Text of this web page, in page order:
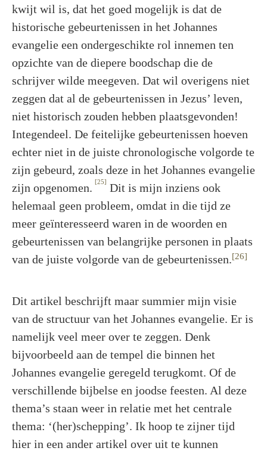
kwijt wil is, dat het goed mogelijk is dat de
historische gebeurtenissen in het Johannes
evangelie een ondergeschikte rol innemen ten
opzichte van de diepere boodschap die de
schrijver wilde meegeven. Dat wil overigens niet
zeggen dat al de gebeurtenissen in Jezus’ leven,
niet historisch zouden hebben plaatsgevonden!
Integendeel. De feitelijke gebeurtenissen hoeven
echter niet in de juiste chronologische volgorde te
zijn gebeurd, zoals deze in het Johannes evangelie
zijn opgenomen. [25] Dit is mijn inziens ook
helemaal geen probleem, omdat in die tijd ze
meer geïnteresseerd waren in de woorden en
gebeurtenissen van belangrijke personen in plaats
van de juiste volgorde van de gebeurtenissen.[26]
Dit artikel beschrijft maar summier mijn visie
van de structuur van het Johannes evangelie. Er is
namelijk veel meer over te zeggen. Denk
bijvoorbeeld aan de tempel die binnen het
Johannes evangelie geregeld terugkomt. Of de
verschillende bijbelse en joodse feesten. Al deze
thema’s staan weer in relatie met het centrale
thema: ‘(her)schepping’. Ik hoop te zijner tijd
hier in een ander artikel over uit te kunnen